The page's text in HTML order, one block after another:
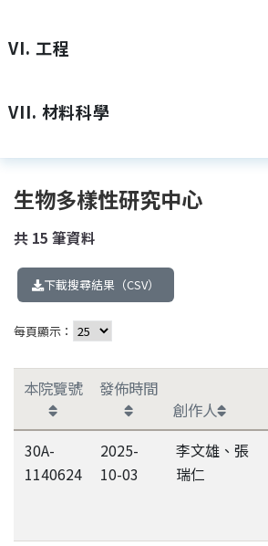
VI. 工程
VII. 材料科學
生物多樣性研究中心
共 15 筆資料
下載搜尋結果（CSV）
每頁顯示：
本院覽號
發佈時間
創作人
30A-
1140624
2025-
10-03
李文雄、張
瑞仁